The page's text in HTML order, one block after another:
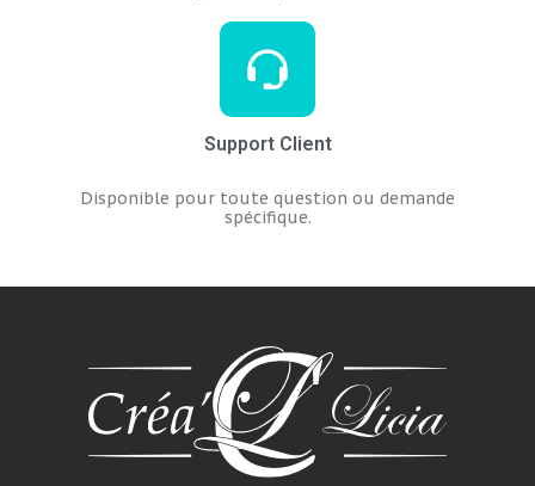
Support Client
Disponible pour toute question ou demande
spécifique.